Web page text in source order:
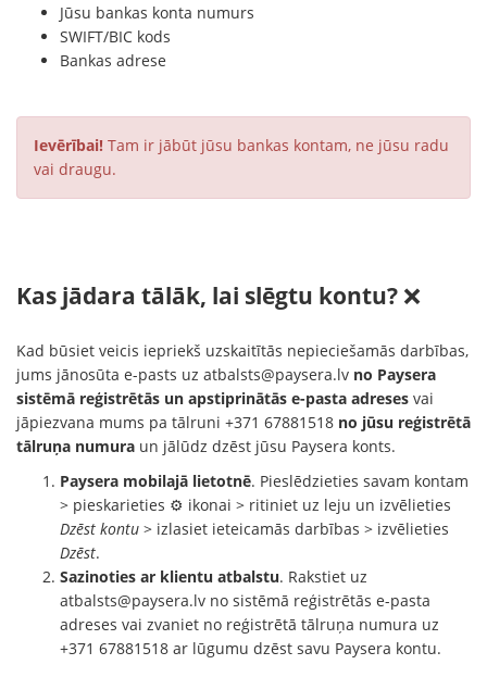
Jūsu bankas konta numurs
SWIFT/BIC kods
Bankas adrese
Ievērībai! Tam ir jābūt jūsu bankas kontam, ne jūsu radu
vai draugu.
Kas jādara tālāk, lai slēgtu kontu? ❌
Kad būsiet veicis iepriekš uzskaitītās nepieciešamās darbības,
jums jānosūta e-pasts uz atbalsts@paysera.lv no Paysera
sistēmā reģistrētās un apstiprinātās e-pasta adreses vai
jāpiezvana mums pa tālruni +371 67881518 no jūsu reģistrētā
tālruņa numura un jālūdz dzēst jūsu Paysera konts.
Paysera mobilajā lietotnē. Pieslēdzieties savam kontam
> pieskarieties ⚙️ ikonai > ritiniet uz leju un izvēlieties
Dzēst kontu > izlasiet ieteicamās darbības > izvēlieties
Dzēst.
Sazinoties ar klientu atbalstu. Rakstiet uz
atbalsts@paysera.lv no sistēmā reģistrētās e-pasta
adreses vai zvaniet no reģistrētā tālruņa numura uz
+371 67881518 ar lūgumu dzēst savu Paysera kontu.